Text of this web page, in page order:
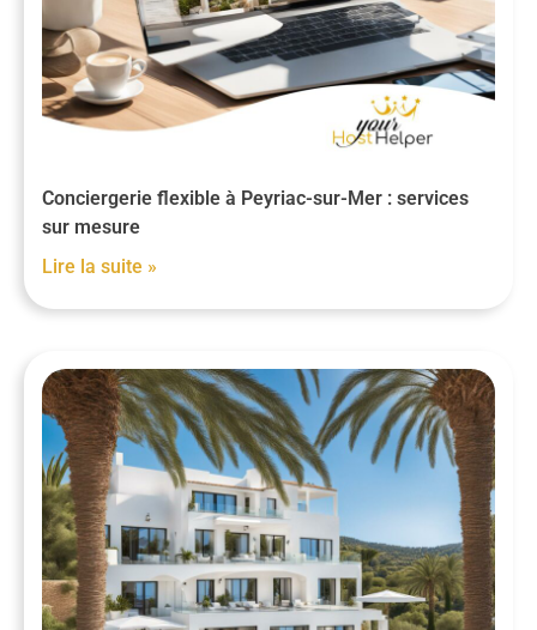
Conciergerie flexible à Peyriac-sur-Mer : services
sur mesure
Lire la suite »